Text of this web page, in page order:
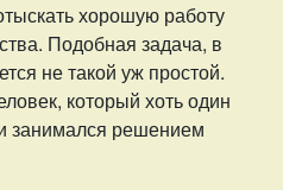
хорошую работу
Подобная задача, в
не такой уж простой.
который хоть один
занимался решением